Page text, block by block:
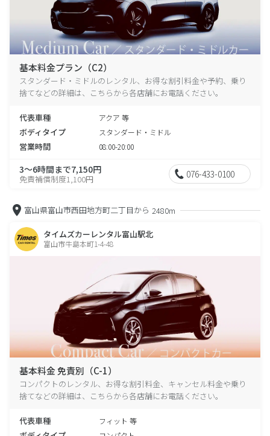
基本料金プラン（C2）
スタンダード・ミドルのレンタル、お得な割引料金や予約、乗り
捨てなどの詳細は、こちらから各店舗にお電話ください。
代表車種 アクア 等
ボディタイプ スタンダード・ミドル
営業時間 08:00-20:00
3～6時間まで7,150円
免責補償制度1,100円 076-433-0100
富山県富山市西田地方町二丁目から 2480m
タイムズカーレンタル富山駅北
富山市牛島本町1-4-48
基本料金 免責別（C-1）
コンパクトのレンタル、お得な割引料金、キャンセル料金や乗り
捨てなどの詳細は、こちらから各店舗にお電話ください。
代表車種 フィット 等